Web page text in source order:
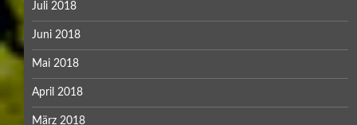
Juli 2018
Juni 2018
Mai 2018
April 2018
März 2018